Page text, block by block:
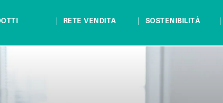
RETE VENDITA SOSTENIBILITÀ